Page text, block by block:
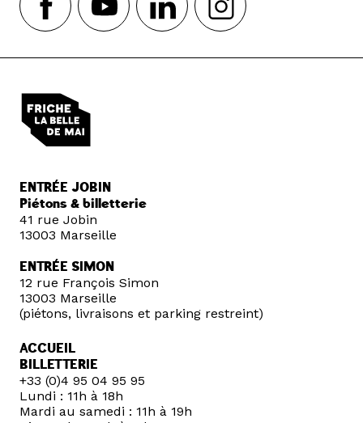
ENTRÉE JOBIN
Piétons & billetterie
41 rue Jobin
13003 Marseille
ENTRÉE SIMON
12 rue François Simon
13003 Marseille
(piétons, livraisons et parking restreint)
ACCUEIL
BILLETTERIE
+33 (0)4 95 04 95 95
Lundi : 11h à 18h
Mardi au samedi : 11h à 19h